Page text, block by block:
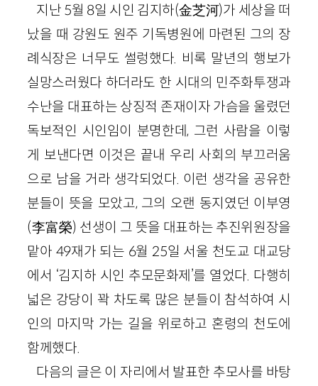
지난 5월 8일 시인 김지하(金芝河)가 세상을 떠
났을 때 강원도 원주 기독병원에 마련된 그의 장
례식장은 너무도 썰렁했다. 비록 말년의 행보가
실망스러웠다 하더라도 한 시대의 민주화투쟁과
수난을 대표하는 상징적 존재이자 가슴을 울렸던
독보적인 시인임이 분명한데, 그런 사람을 이렇
게 보낸다면 이것은 끝내 우리 사회의 부끄러움
으로 남을 거라 생각되었다. 이런 생각을 공유한
분들이 뜻을 모았고, 그의 오랜 동지였던 이부영
(李富榮) 선생이 그 뜻을 대표하는 추진위원장을
맡아 49재가 되는 6월 25일 서울 천도교 대교당
에서 ‘김지하 시인 추모문화제’를 열었다. 다행히
넓은 강당이 꽉 차도록 많은 분들이 참석하여 시
인의 마지막 가는 길을 위로하고 혼령의 천도에
함께했다.
다음의 글은 이 자리에서 발표한 추모사를 바탕